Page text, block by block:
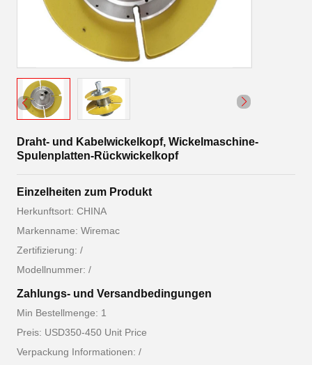
Draht- und Kabelwickelkopf, Wickelmaschine-
Spulenplatten-Rückwickelkopf
Einzelheiten zum Produkt
Herkunftsort: CHINA
Markenname: Wiremac
Zertifizierung: /
Modellnummer: /
Zahlungs- und Versandbedingungen
Min Bestellmenge: 1
Preis: USD350-450 Unit Price
Verpackung Informationen: /